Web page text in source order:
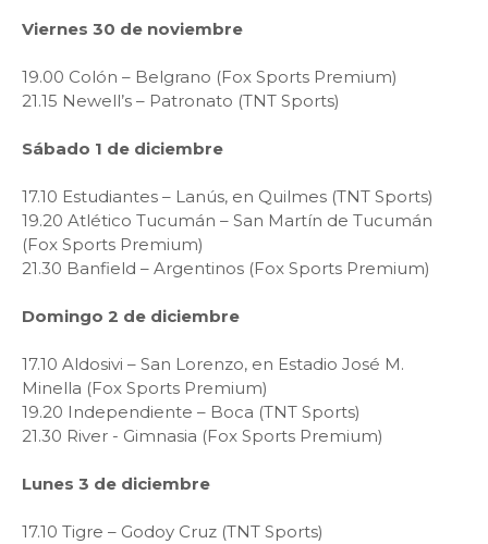
Viernes 30 de noviembre
19.00 Colón – Belgrano (Fox Sports Premium)
21.15 Newell’s – Patronato (TNT Sports)
Sábado 1 de diciembre
17.10 Estudiantes – Lanús, en Quilmes (TNT Sports)
19.20 Atlético Tucumán – San Martín de Tucumán
(Fox Sports Premium)
21.30 Banfield – Argentinos (Fox Sports Premium)
Domingo 2 de diciembre
17.10 Aldosivi – San Lorenzo, en Estadio José M.
Minella (Fox Sports Premium)
19.20 Independiente – Boca (TNT Sports)
21.30 River - Gimnasia (Fox Sports Premium)
Lunes 3 de diciembre
17.10 Tigre – Godoy Cruz (TNT Sports)